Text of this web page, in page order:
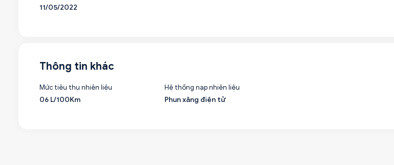
11/05/2022
Thông tin khác
Mức tiêu thụ nhiên liệu
06 L/100Km
Hệ thống nạp nhiên liệu
Phun xăng điện tử